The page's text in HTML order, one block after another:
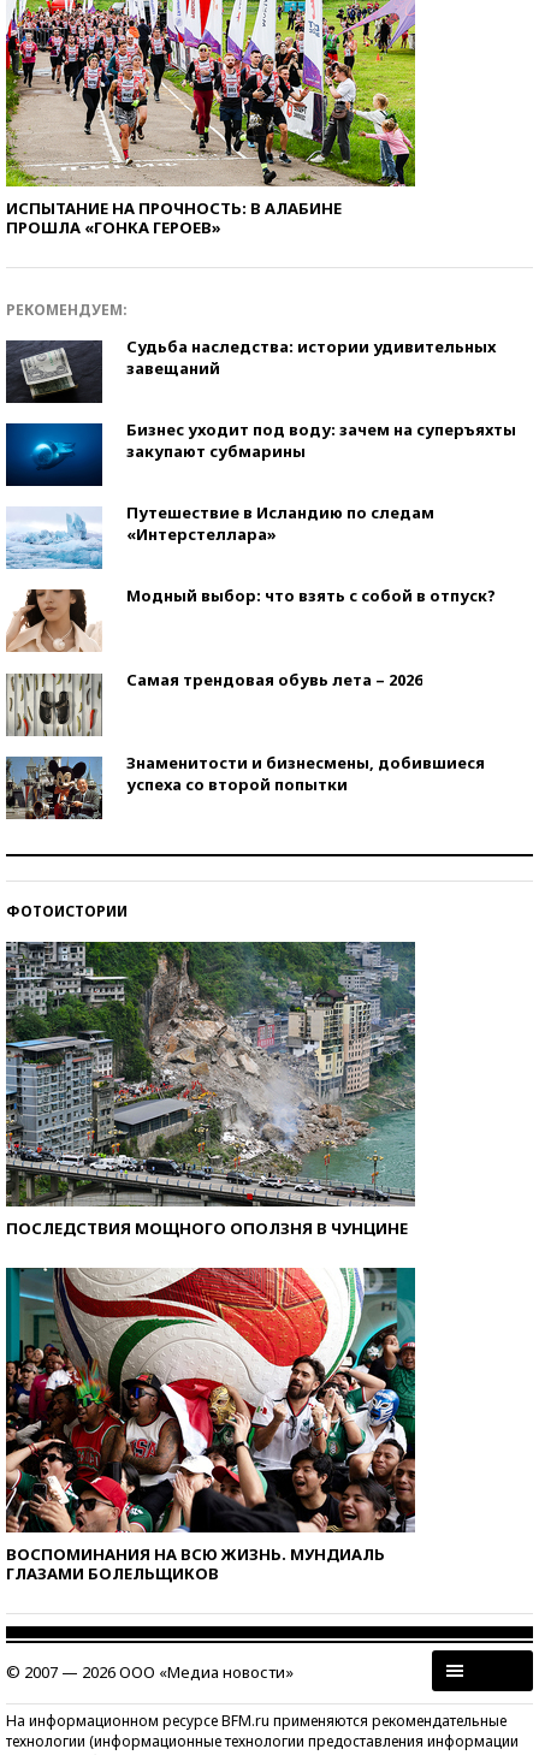
ИСПЫТАНИЕ НА ПРОЧНОСТЬ: В АЛАБИНЕ
ПРОШЛА «ГОНКА ГЕРОЕВ»
РЕКОМЕНДУЕМ:
Судьба наследства: истории удивительных
завещаний
Бизнес уходит под воду: зачем на суперъяхты
закупают субмарины
Путешествие в Исландию по следам
«Интерстеллара»
Модный выбор: что взять с собой в отпуск?
Самая трендовая обувь лета – 2026
Знаменитости и бизнесмены, добившиеся
успеха со второй попытки
ФОТОИСТОРИИ
ПОСЛЕДСТВИЯ МОЩНОГО ОПОЛЗНЯ В ЧУНЦИНЕ
ВОСПОМИНАНИЯ НА ВСЮ ЖИЗНЬ. МУНДИАЛЬ
ГЛАЗАМИ БОЛЕЛЬЩИКОВ
© 2007 — 2026 ООО «Медиа новости»
На информационном ресурсе BFM.ru применяются рекомендательные
технологии (информационные технологии предоставления информации